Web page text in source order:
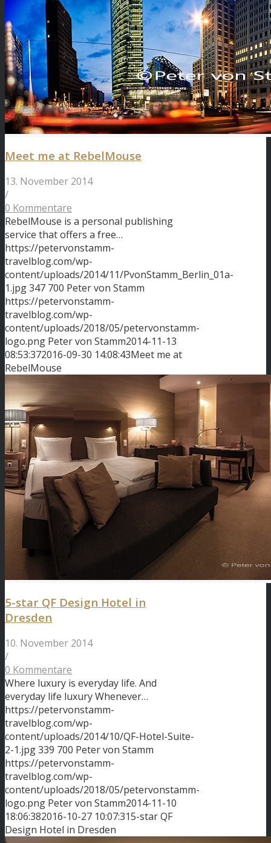
Meet me at RebelMouse
13. November 2014
/
0 Kommentare
RebelMouse is a personal publishing
service that offers a free…
https://petervonstamm-
travelblog.com/wp-
content/uploads/2014/11/PvonStamm_Berlin_01a-
1.jpg347 700 Peter von Stamm
https://petervonstamm-
travelblog.com/wp-
content/uploads/2018/05/petervonstamm-
logo.png Peter von Stamm2014-11-13
08:53:372016-09-30 14:08:43Meet me at
RebelMouse
5-star QF Design Hotel in
Dresden
10. November 2014
/
0 Kommentare
Where luxury is everyday life. And
everyday life luxury Whenever…
https://petervonstamm-
travelblog.com/wp-
content/uploads/2014/10/QF-Hotel-Suite-
2-1.jpg339 700 Peter von Stamm
https://petervonstamm-
travelblog.com/wp-
content/uploads/2018/05/petervonstamm-
logo.png Peter von Stamm2014-11-10
18:06:382016-10-27 10:07:315-star QF
Design Hotel in Dresden